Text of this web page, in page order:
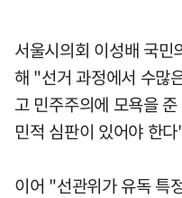
서울시의회 이성배 국
해 "선거 과정에서 수많
고 민주주의에 모욕을
민적 심판이 있어야 한
이어 "선관위가 유독 특